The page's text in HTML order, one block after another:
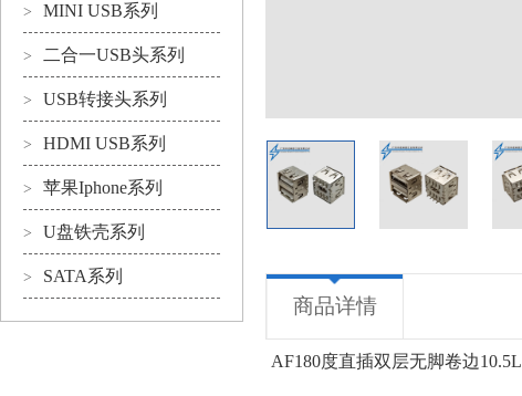
> MINI USB系列
> 二合一USB头系列
> USB转接头系列
> HDMI USB系列
> 苹果Iphone系列
> U盘铁壳系列
> SATA系列
商品详情
AF180度直插双层无脚卷边10.5L